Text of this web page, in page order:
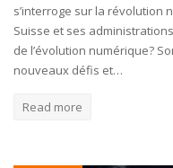
s’interroge sur la révolution
Suisse et ses
de l’évolution numérique?
nouveaux défis et…
Read more